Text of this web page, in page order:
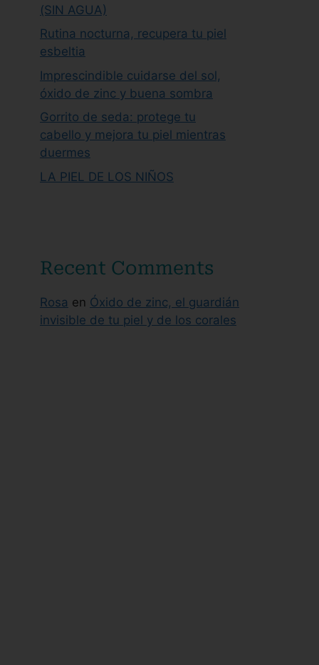
(SIN AGUA)
Rutina nocturna, recupera tu piel
esbeltia
Imprescindible cuidarse del sol,
óxido de zinc y buena sombra
Gorrito de seda: protege tu
cabello y mejora tu piel mientras
duermes
LA PIEL DE LOS NIÑOS
Recent Comments
Rosa en Óxido de zinc, el guardián
invisible de tu piel y de los corales